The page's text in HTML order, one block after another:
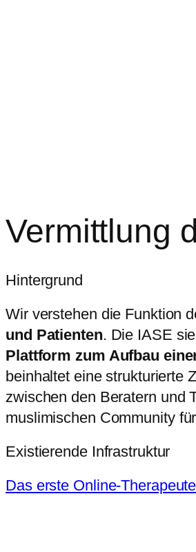
Vermittlung
Hintergrund
Wir verstehen die Funktion
und Patienten. Die IASE
Plattform zum Aufbau
beinhaltet eine strukturierte
zwischen den Beratern und
muslimischen Community
Existierende Infrastruktur
Das erste Online-